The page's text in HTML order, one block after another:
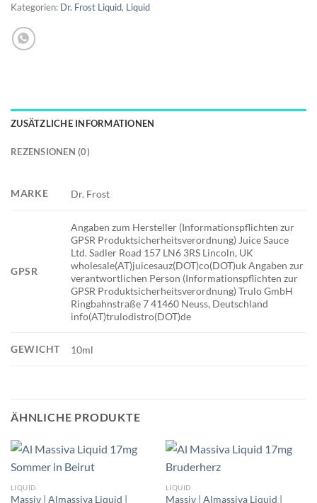
Kategorien: Dr. Frost Liquid, Liquid
ZUSÄTZLICHE INFORMATIONEN
REZENSIONEN (0)
MARKE Dr. Frost
GPSR
Angaben zum Hersteller (Informationspflichten zur
GPSR Produktsicherheitsverordnung) Juice Sauce
Ltd. Sadler Road 157 LN6 3RS Lincoln, UK
wholesale(AT)juicesauz(DOT)co(DOT)uk Angaben zur
verantwortlichen Person (Informationspflichten zur
GPSR Produktsicherheitsverordnung) Trulo GmbH
Ringbahnstraße 7 41460 Neuss, Deutschland
info(AT)trulodistro(DOT)de
GEWICHT 10ml
ÄHNLICHE PRODUKTE
LIQUID
Massiv | Almassiva Liquid |
LIQUID
Massiv | Almassiva Liquid |